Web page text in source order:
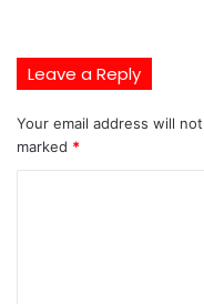
Leave a Reply
Your email address will
marked *